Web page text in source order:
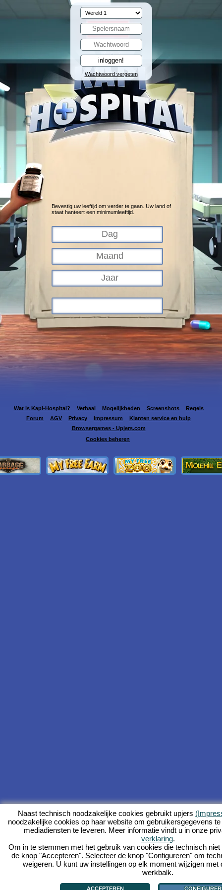
Wachtwoord vergeten
Bevestig uw leeftijd om verder te gaan. Uw land of
staat hanteert een minimumleeftijd.
Wat is Kapi-Hospital? Verhaal Mogelijkheden Screenshots
Regels
Forum
AGV Privacy Impressum
Klanten service en hulp
Browsergames - Upjers.com
Cookies beheren
Naast technisch noodzakelijke cookies gebruikt upjers
noodzakelijke cookies op haar website om gebruikersgegevens
mediadiensten te leveren. Meer informatie vindt u in onze
verklaring.
Om in te stemmen met het gebruik van cookies die technisch
de knop "Accepteren". Selecteer de knop "Configureren" om
weigeren. U kunt uw instellingen op elk moment wijzigen met
werkbalk.
ACCEPTEREN